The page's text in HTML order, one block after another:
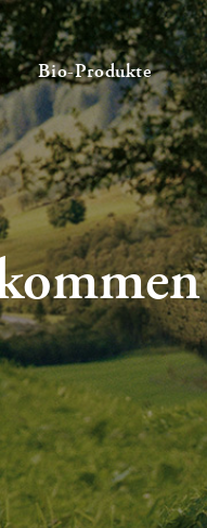
ausklappen
Bio-Produkte—